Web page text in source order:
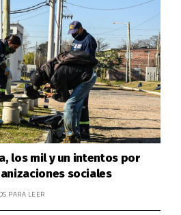
los mil y un intentos por
sociales
PARA LEER